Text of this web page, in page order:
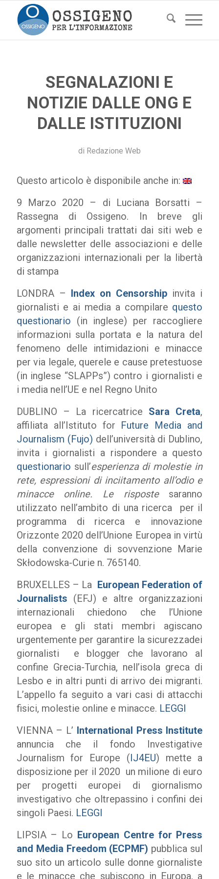
SEGNALAZIONI E
NOTIZIE DALLE ONG E
DALLE ISTITUZIONI
di Redazione Web
Questo articolo è disponibile anche in:
9 Marzo 2020 – di Luciana Borsatti –
Rassegna di Ossigeno. In breve gli
argomenti principali trattati dai siti web e
dalle newsletter delle associazioni e delle
organizzazioni internazionali per la libertà
di stampa
LONDRA – Index on Censorship invita i
giornalisti e ai media a compilare questo
questionario (in inglese) per raccogliere
informazioni sulla portata e la natura del
fenomeno delle intimidazioni e minacce
per via legale, querele e cause pretestuose
(in inglese “SLAPPs”) contro i giornalisti e
i media nell’UE e nel Regno Unito
DUBLINO – La ricercatrice Sara Creta,
affiliata all’Istituto for Future Media and
Journalism (Fujo) dell’università di Dublino,
invita i giornalisti a rispondere a questo
questionario sull’esperienza di molestie in
rete, espressioni di inciitamento all’odio e
minacce online. Le risposte saranno
utilizzato nell’ambito di una ricerca per il
programma di ricerca e innovazione
Orizzonte 2020 dell’Unione Europea in virtù
della convenzione di sovvenzione Marie
Skłodowska-Curie n. 765140.
BRUXELLES – La European Federation of
Journalists (EFJ) e altre organizzazioni
internazionali chiedono che l’Unione
europea e gli stati membri agiscano
urgentemente per garantire la sicurezzadei
giornalisti e blogger che lavorano al
confine Grecia-Turchia, nell’isola greca di
Lesbo e in altri punti di arrivo dei migranti.
L’appello fa seguito a vari casi di attacchi
fisici, molestie online e minacce. LEGGI
VIENNA – L’ International Press Institute
annuncia che il fondo Investigative
Journalism for Europe (IJ4EU) mette a
disposizione per il 2020 un milione di euro
per progetti europei di giornalismo
investigativo che oltrepassino i confini dei
singoli Paesi. LEGGI
LIPSIA – Lo European Centre for Press
and Media Freedom (ECPMF) pubblica sul
suo sito un articolo sulle donne giornaliste
e le minacce che subiscono in Europa, a